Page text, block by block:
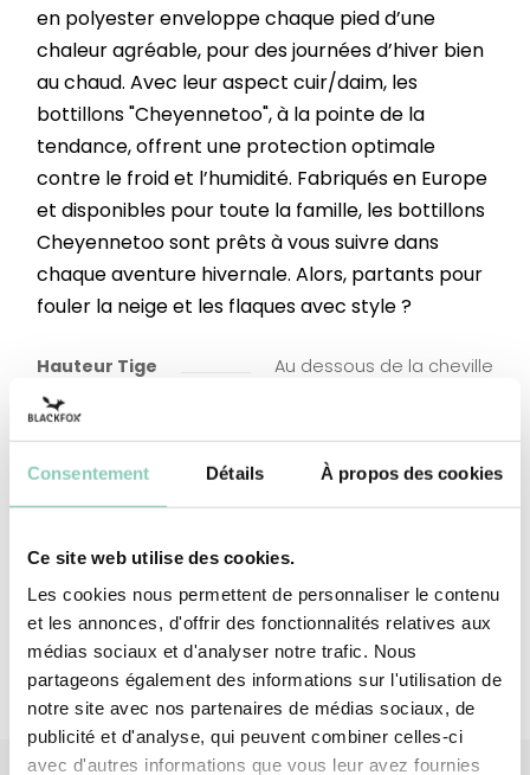
Consentement Détails À propos des cookies
Ce site web utilise des cookies.
Les cookies nous permettent de personnaliser le contenu
et les annonces, d'offrir des fonctionnalités relatives aux
médias sociaux et d'analyser notre trafic. Nous
partageons également des informations sur l'utilisation de
notre site avec nos partenaires de médias sociaux, de
publicité et d'analyse, qui peuvent combiner celles-ci
avec d'autres informations que vous leur avez fournies
en polyester enveloppe chaque pied d’une
chaleur agréable, pour des journées d’hiver bien
au chaud. Avec leur aspect cuir/daim, les
bottillons "Cheyennetoo", à la pointe de la
tendance, offrent une protection optimale
contre le froid et l’humidité. Fabriqués en Europe
et disponibles pour toute la famille, les bottillons
Cheyennetoo sont prêts à vous suivre dans
chaque aventure hivernale. Alors, partants pour
fouler la neige et les flaques avec style ?
Hauteur Tige Au dessous de la cheville
Dessus-tige
base de SEBS)
Doublure tige Polyester (synthétique)
extérieure-talon